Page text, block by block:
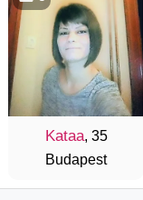
Kataa, 35
Budapest